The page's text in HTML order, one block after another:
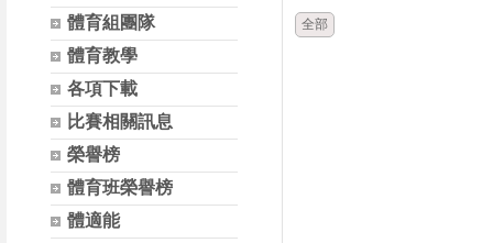
體育組團隊
體育教學
各項下載
比賽相關訊息
榮譽榜
體育班榮譽榜
體適能
全部